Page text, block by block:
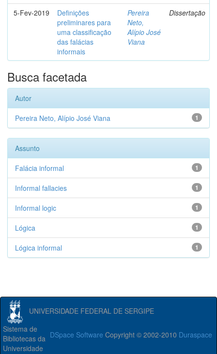
5-Fev-2019
Definições
preliminares para
uma classificação
das falácias
informais
Pereira
Neto,
Alípio José
Viana
Dissertação
Busca facetada
Autor
1
Pereira Neto, Alípio José Viana
Assunto
1
Falácia informal
1
Informal fallacies
1
Informal logic
1
Lógica
1
Lógica informal
UNIVERSIDADE FEDERAL DE SERGIPE
DSpace Software Copyright © 2002-2010 Duraspace
Sistema de
Bibliotecas da
Universidade